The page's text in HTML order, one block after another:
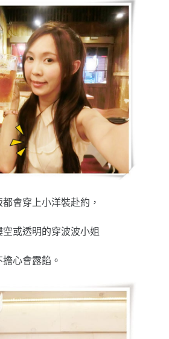
會穿上小洋裝赴約，
或透明的穿波波小姐
擔心會露餡。